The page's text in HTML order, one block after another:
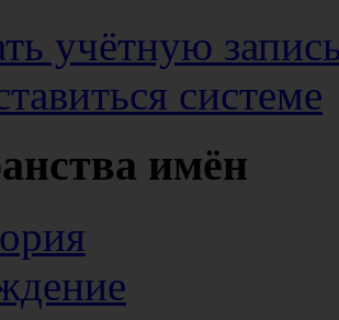
учётную
системе
имён